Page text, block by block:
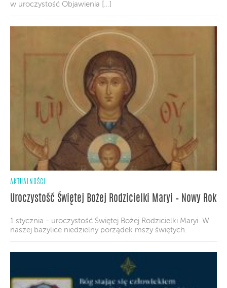
w uroczystość Objawienia […]
AKTUALNOŚCI
Uroczystość Świętej Bożej Rodzicielki Maryi – Nowy Rok
1 stycznia - uroczystość Świętej Bożej Rodzicielki Maryi. W
naszej bazylice niedzielny porządek mszy świętych.